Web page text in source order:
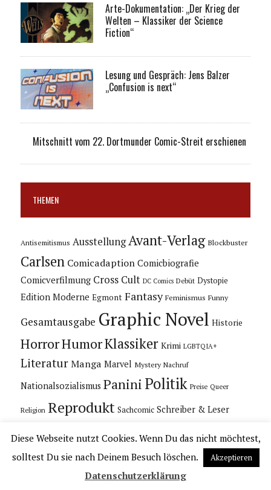
Arte-Dokumentation: „Der Krieg der
Welten – Klassiker der Science
Fiction“
Lesung und Gespräch: Jens Balzer
„Confusion is next“
Mitschnitt vom 22. Dortmunder Comic-Streit erschienen
THEMEN
Antisemitismus Ausstellung Avant-Verlag Blockbuster
Carlsen Comicadaption Comicbiografie
Comicverfilmung Cross Cult DC Comics Debüt Dystopie
Edition Moderne Egmont Fantasy Feminismus Funny
Gesamtausgabe Graphic Novel Historie
HorrorHumorKlassiker Krimi LGBTQIA+
Literatur Manga Marvel Mystery Nachruf
Nationalsozialismus Panini Politik Preise Queer
Religion Reprodukt Sachcomic Schreiber & Leser
Science FictionSplitter Verlag
Superhelden Thriller USA Western
Diese Webseite nutzt Cookies. Wenn Du das nicht möchtest,
solltest Du sie nach Deinem Besuch löschen.
Akzeptieren
Datenschutzerklärung